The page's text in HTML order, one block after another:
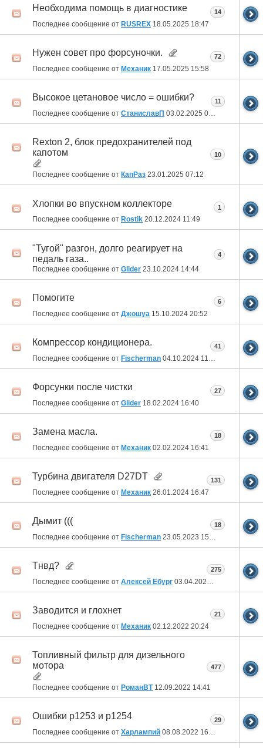
Необходима помощь в диагностике
Последнее сообщение от RUSREX 18.05.2025 18:47
14
Нужен совет про форсуночки.
Последнее сообщение от Механик 17.05.2025 15:58
72
Высокое цетановое число = ошибки?
Последнее сообщение от СтаниславП 03.02.2025 08:40
11
Rexton 2, блок предохранителей под
капотом
Последнее сообщение от КапРаз 23.01.2025 07:12
10
Хлопки во впускном коллекторе
Последнее сообщение от Rostik 20.12.2024 11:49
1
"Тугой" разгон, долго реагирует на
педаль газа..
Последнее сообщение от Glider 23.10.2024 14:44
4
Помогите
Последнее сообщение от Джошуа 15.10.2024 20:52
6
Компрессор кондиционера.
Последнее сообщение от Fischerman 04.10.2024 11:39
41
Форсунки после чистки
Последнее сообщение от Glider 18.02.2024 16:40
27
Замена масла.
Последнее сообщение от Механик 02.02.2024 16:41
18
Турбина двигателя D27DT
Последнее сообщение от Механик 26.01.2024 16:47
131
Дымит (((
Последнее сообщение от Fischerman 23.05.2023 15:25
18
Тнвд?
Последнее сообщение от Алексей Ебург 03.04.2023
275
Заводится и глохнет
Последнее сообщение от Механик 02.12.2022 20:24
21
Топливный фильтр для дизельного
мотора
Последнее сообщение от РоманВТ12.09.2022 14:41
477
Ошибки р1253 и р1254
Последнее сообщение от Харлампий 08.08.2022 16:09
29